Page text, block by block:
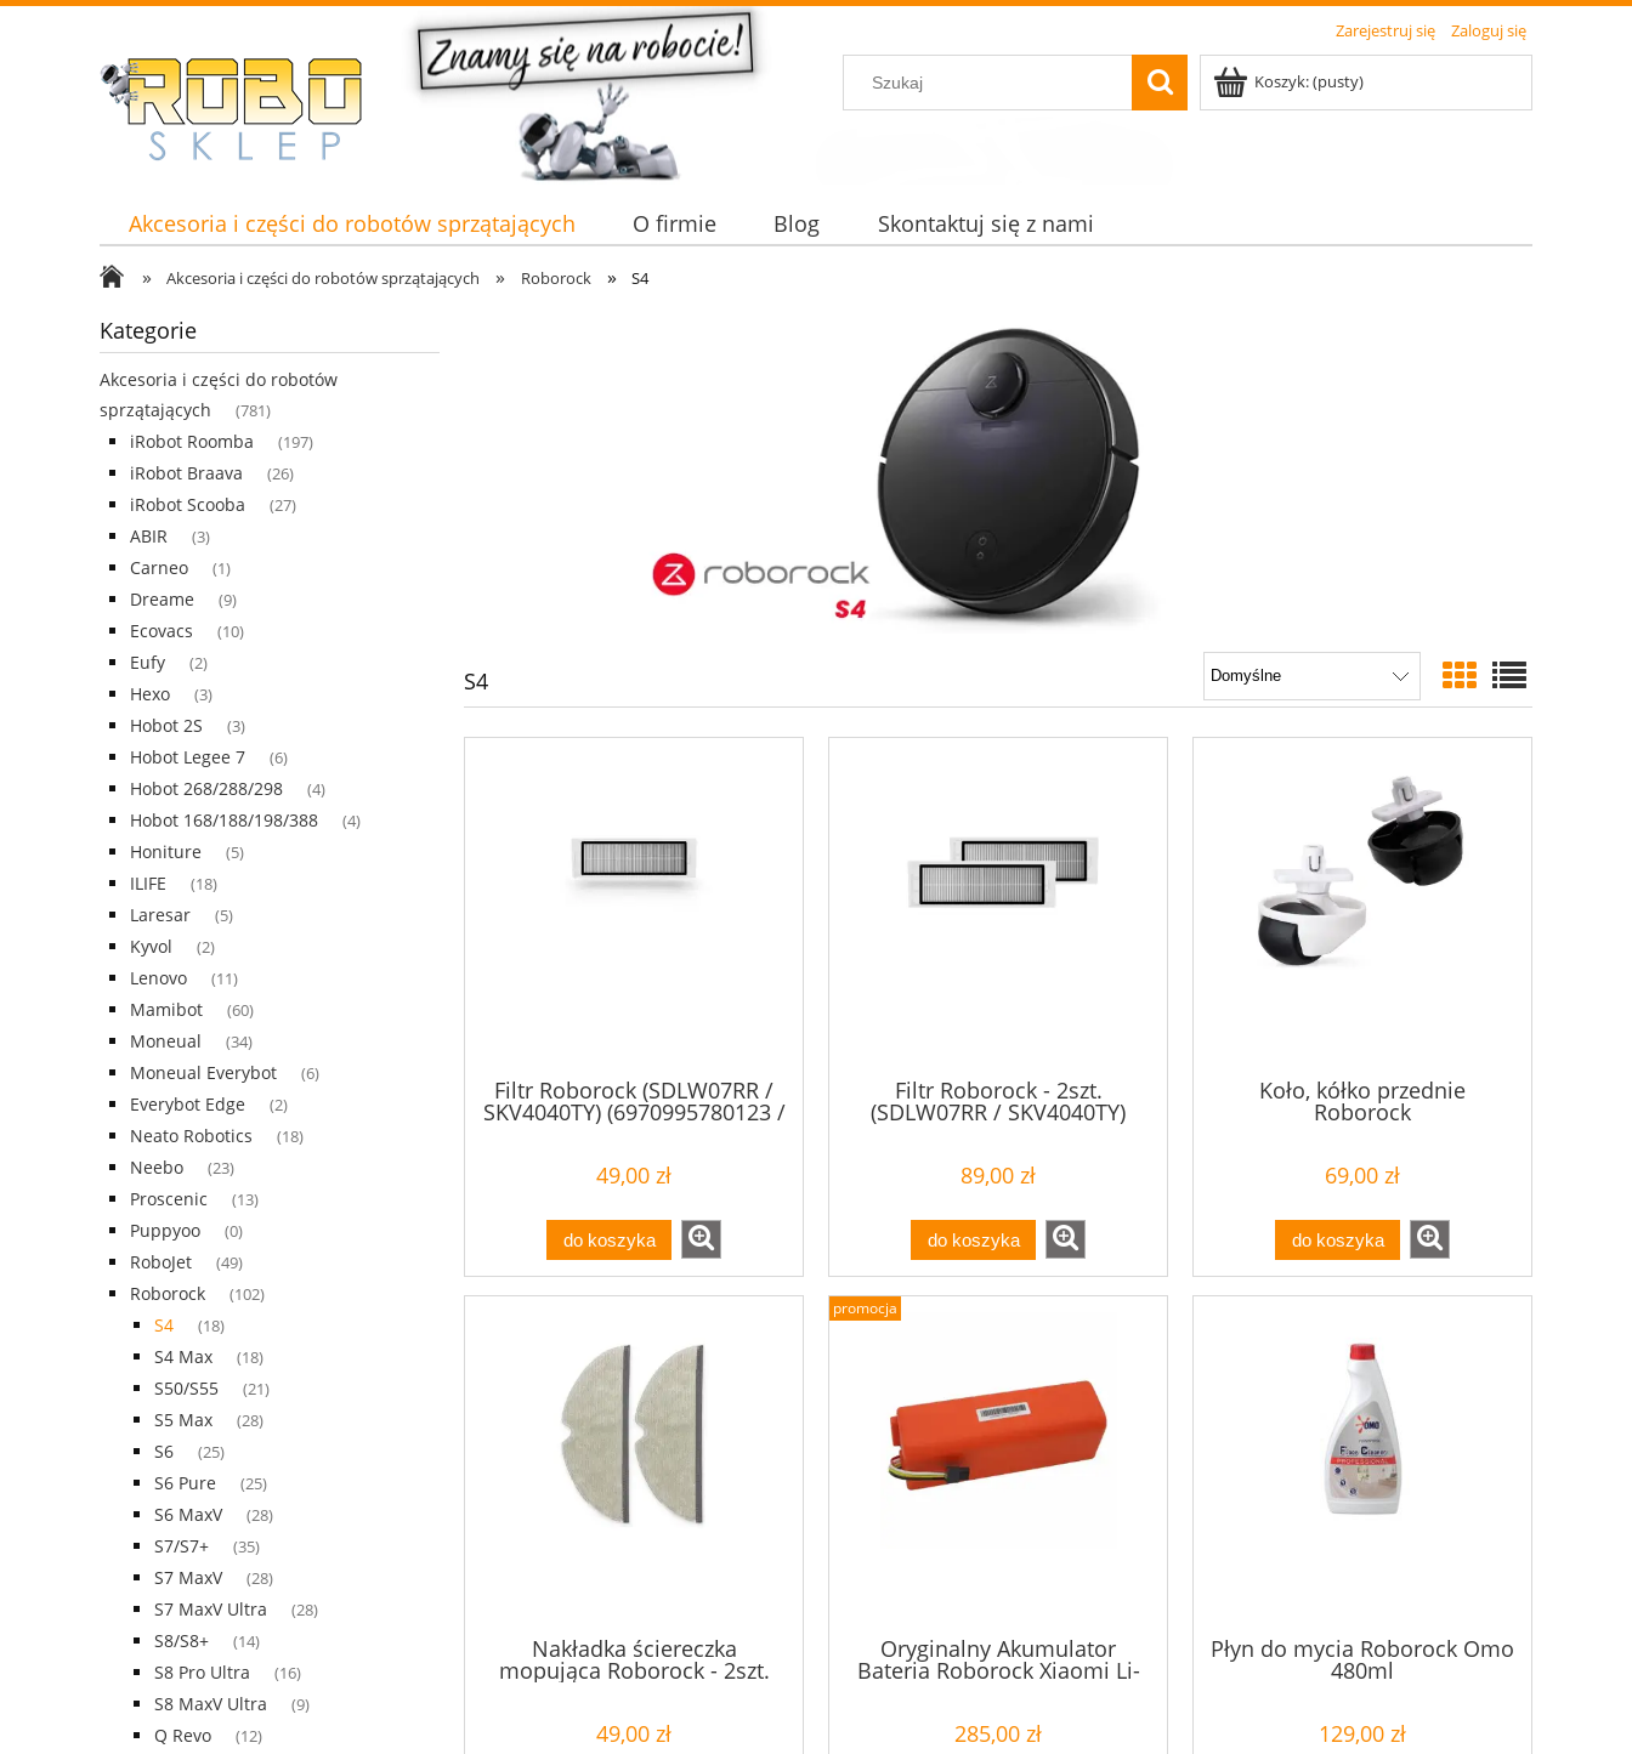
Zarejestruj się Zaloguj się
Koszyk:(pusty)
Akcesoria i części do robotów sprzątających O firmie Blog Skontaktuj się z nami
» Akcesoria i części do robotów sprzątających » Roborock » S4
Kategorie
Akcesoria i części do robotów
sprzątających
(781)
iRobot Roomba (197)
iRobot Braava (26)
iRobot Scooba (27)
ABIR (3)
Carneo (1)
Dreame (9)
Ecovacs (10)
Eufy (2)
Hexo (3)
Hobot 2S (3)
Hobot Legee 7 (6)
Hobot 268/288/298 (4)
Hobot 168/188/198/388 (4)
Honiture (5)
ILIFE (18)
Laresar (5)
Kyvol (2)
Lenovo (11)
Mamibot (60)
Moneual (34)
Moneual Everybot (6)
Everybot Edge (2)
Neato Robotics (18)
Neebo (23)
Proscenic (13)
Puppyoo (0)
RoboJet (49)
Roborock (102)
S4 (18)
S4 Max (18)
S50/S55 (21)
S5 Max (28)
S6 (25)
S6 Pure (25)
S6 MaxV (28)
S7/S7+ (35)
S7 MaxV (28)
S7 MaxV Ultra (28)
S8/S8+ (14)
S8 Pro Ultra (16)
S8 MaxV Ultra (9)
Q Revo (12)
S4
Filtr Roborock (SDLW07RR /
SKV4040TY) (6970995780123 /
6970995787580)
49,00 zł
do koszyka
Filtr Roborock - 2szt.
(SDLW07RR / SKV4040TY)
89,00 zł
do koszyka
Koło, kółko przednie
Roborock
69,00 zł
do koszyka
Nakładka ściereczka
mopująca Roborock - 2szt.
49,00 zł
Oryginalny Akumulator
Bateria Roborock Xiaomi Li-
285,00 zł
promocja
Płyn do mycia Roborock Omo
480ml
129,00 zł